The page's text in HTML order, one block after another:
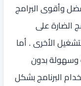
وأقوى البرامج
الضارة على
الأخرى . أما
وسهولة بدون
البرنامج بشكل